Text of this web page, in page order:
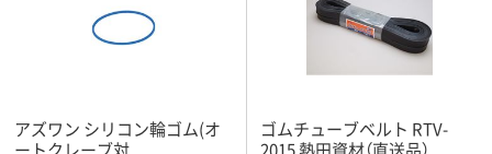
アズワン シリコン輪ゴム(オ
ゴムチューブベルト RTV-